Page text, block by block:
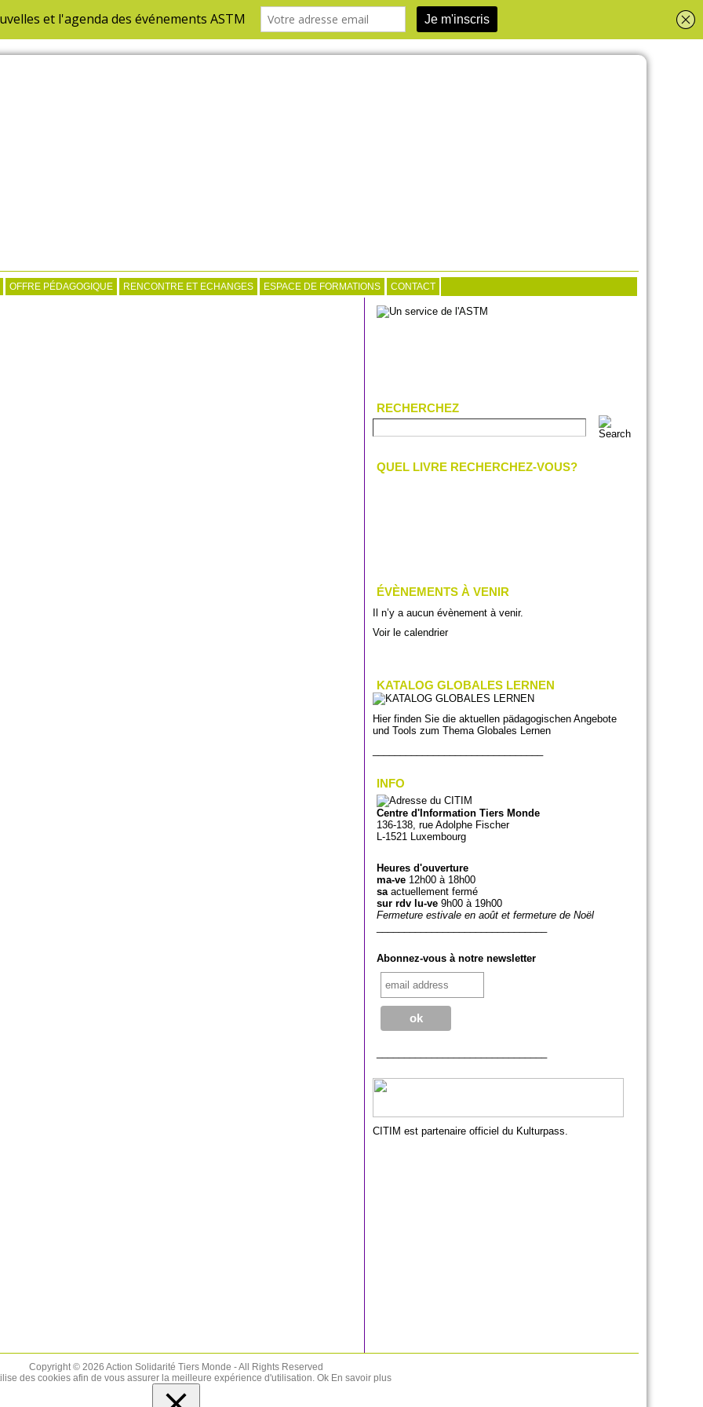
OFFRE PÉDAGOGIQUE RENCONTRE ET ECHANGES ESPACE DE FORMATIONS CONTACT
RECHERCHEZ
QUEL LIVRE RECHERCHEZ-VOUS?
ÉVÈNEMENTS À VENIR
Il n’y a aucun évènement à venir.
Voir le calendrier
KATALOG GLOBALES LERNEN
Hier finden Sie die aktuellen pädagogischen Angebote
und Tools zum Thema Globales Lernen
INFO
Centre d'Information Tiers Monde
136-138, rue Adolphe Fischer
L-1521 Luxembourg
Heures d'ouverture
ma-ve 12h00 à 18h00
saactuellement fermé
sur rdv lu-ve 9h00 à 19h00
Fermeture estivale en août et fermeture de Noël
Abonnez-vous à notre newsletter
CITIM est partenaire officiel du Kulturpass.
Copyright © 2026 Action Solidarité Tiers Monde - All Rights Reserved
des cookies afin de vous assurer la meilleure expérience d'utilisation. Ok En savoir plus